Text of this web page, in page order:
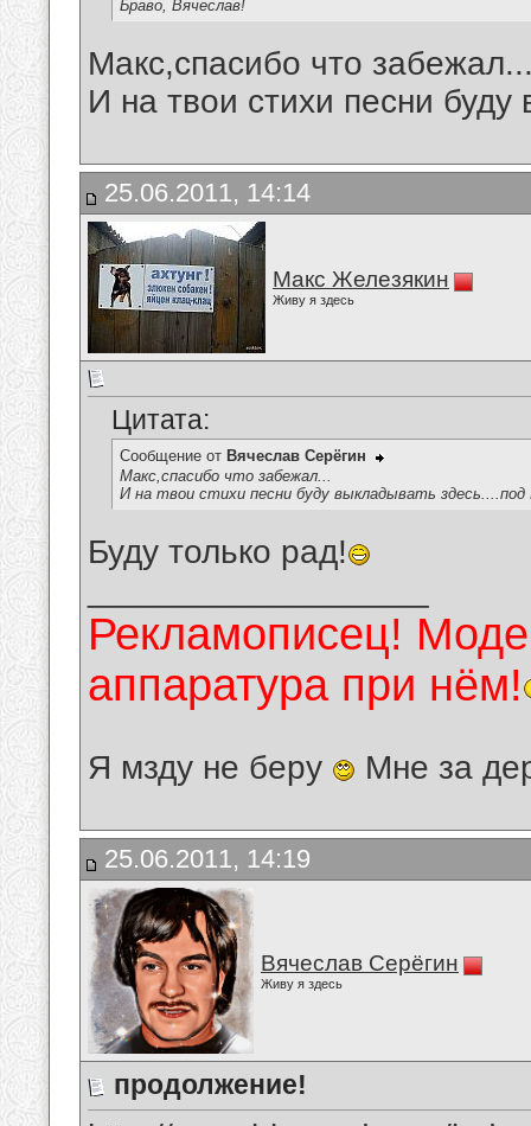
Браво, Вячеслав!
Макс,спасибо что
И на твои стихи песни
25.06.2011, 14:14
Макс Железякин
Живу я здесь
Цитата:
Сообщение от Вячеслав Серёгин
Макс,спасибо что забежал...
И на твои стихи песни буду выкладывать
Буду только рад!
Рекламописец!
аппаратура при нём!
Я мзду не беру Мне за
25.06.2011, 14:19
Вячеслав Серёгин
Живу я здесь
продолжение!